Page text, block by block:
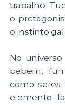
trabalho.
o
o instinto
No universo
bebem,
como seres
elemento